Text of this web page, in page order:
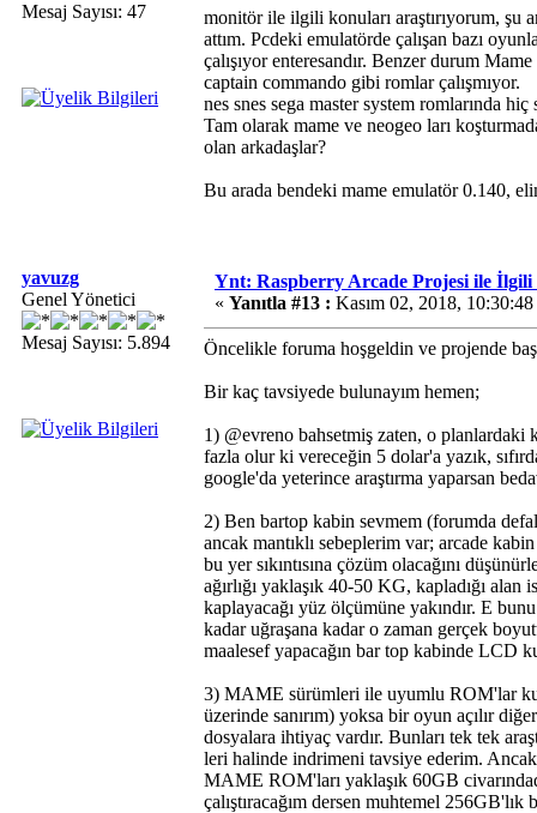
Mesaj Sayısı: 47
monitör ile ilgili konuları araştırıyorum, şu
attım. Pcdeki emulatörde çalışan bazı
çalışıyor enteresandır. Benzer durum
captain commando gibi romlar çalışmıyor.
nes snes sega master system romlarında hiç
Tam olarak mame ve neogeo ları
olan arkadaşlar?
Bu arada bendeki mame emulatör 0.140,
yavuzg
Genel Yönetici
Mesaj Sayısı: 5.894
Ynt: Raspberry Arcade Projesi ile İlgili
« Yanıtla #13 : Kasım 02, 2018,
Öncelikle foruma hoşgeldin ve projende
Bir kaç tavsiyede bulunayım hemen;
1) @evreno bahsetmiş zaten, o planlardaki
fazla olur ki vereceğin 5 dolar'a yazık,
google'da yeterince araştırma yaparsan
2) Ben bartop kabin sevmem (forumda
ancak mantıklı sebeplerim var; arcade
bu yer sıkıntısına çözüm olacağını
ağırlığı yaklaşık 40-50 KG, kapladığı
kaplayacağı yüz ölçümüne yakındır. E
kadar uğraşana kadar o zaman gerçek
maalesef yapacağın bar top kabinde LCD
3) MAME sürümleri ile uyumlu ROM'lar
üzerinde sanırım) yoksa bir oyun açılır
dosyalara ihtiyaç vardır. Bunları tek tek
leri halinde indrimeni tavsiye ederim.
MAME ROM'ları yaklaşık 60GB
çalıştıracağım dersen muhtemel